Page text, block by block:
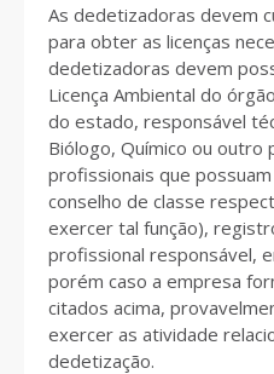
As dedetizadoras devem
para obter as licenças
dedetizadoras devem
Licença Ambiental do
do estado, responsável
Biólogo, Químico ou
profissionais que
conselho de classe
exercer tal função),
profissional responsável,
porém caso a empresa
citados acima,
exercer as atividade
dedetização.